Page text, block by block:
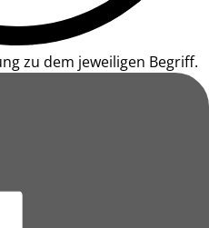
zu dem jeweiligen Begriff.